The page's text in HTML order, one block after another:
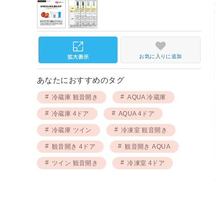
お気に入りに追加
あなたにおすすめのタグ
冷蔵庫 観音開き AQUA 冷蔵庫
冷蔵庫 4ドア AQUA 4ドア
冷蔵庫 ツイン 冷凍室 観音開き
観音開き 4ドア 観音開き AQUA
ツイン 観音開き 冷凍室 4ドア